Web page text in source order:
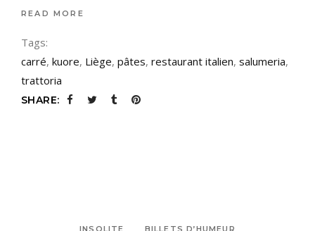
READ MORE
Tags:
carré, kuore, Liège, pâtes, restaurant italien, salumeria,
trattoria
SHARE: